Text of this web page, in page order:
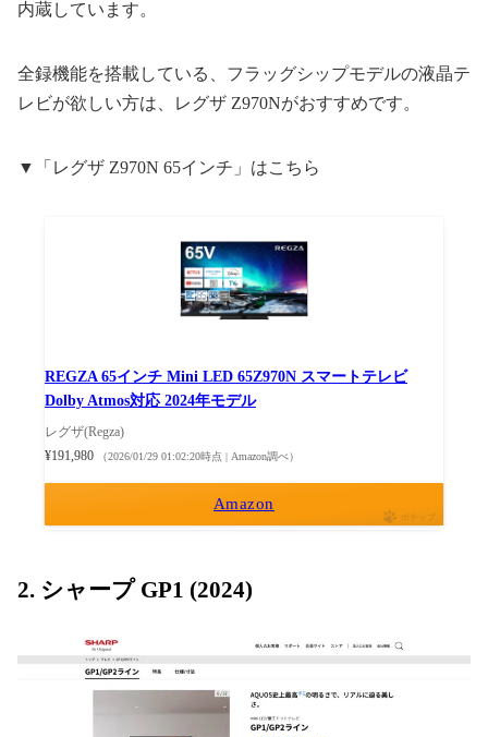
内蔵しています。
全録機能を搭載している、フラッグシップモデルの液晶テ
レビが欲しい方は、レグザ Z970Nがおすすめです。
▼「レグザ Z970N 65インチ」はこちら
REGZA 65インチ Mini LED 65Z970N スマートテレビ
Dolby Atmos対応 2024年モデル
レグザ(Regza)
¥191,980
（2026/01/29 01:02:20時点 | Amazon調べ）
Amazon
ポチップ
2. シャープ GP1 (2024)